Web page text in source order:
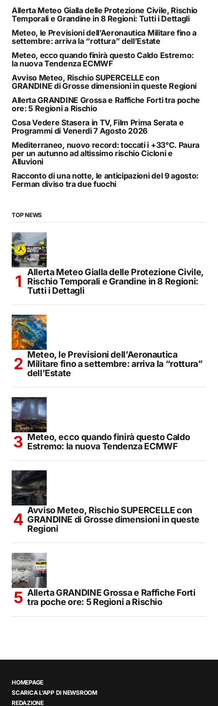
Allerta Meteo Gialla delle Protezione Civile, Rischio
Temporali e Grandine in 8 Regioni: Tutti i Dettagli
Meteo, le Previsioni dell’Aeronautica Militare fino a
settembre: arriva la “rottura” dell’Estate
Meteo, ecco quando finirà questo Caldo Estremo:
la nuova Tendenza ECMWF
Avviso Meteo, Rischio SUPERCELLE con
GRANDINE di Grosse dimensioni in queste Regioni
Allerta GRANDINE Grossa e Raffiche Forti tra poche
ore: 5 Regioni a Rischio
Cosa Vedere Stasera in TV, Film Prima Serata e
Programmi di Venerdì 7 Agosto 2026
Mediterraneo, nuovo record: toccati i +33°C. Paura
per un autunno ad altissimo rischio Cicloni e
Alluvioni
Racconto di una notte, le anticipazioni del 9 agosto:
Ferman diviso tra due fuochi
TOP NEWS
Allerta Meteo Gialla delle Protezione Civile,
Rischio Temporali e Grandine in 8 Regioni:
Tutti i Dettagli
Meteo, le Previsioni dell’Aeronautica
Militare fino a settembre: arriva la “rottura”
dell’Estate
Meteo, ecco quando finirà questo Caldo
Estremo: la nuova Tendenza ECMWF
Avviso Meteo, Rischio SUPERCELLE con
GRANDINE di Grosse dimensioni in queste
Regioni
Allerta GRANDINE Grossa e Raffiche Forti
tra poche ore: 5 Regioni a Rischio
HOMEPAGE
SCARICA L’APP DI NEWSROOM
REDAZIONE